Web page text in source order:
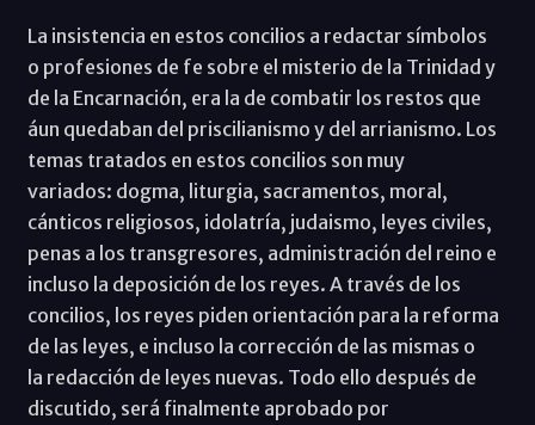
La insistencia en estos concilios a redactar símbolos
o profesiones de fe sobre el misterio de la Trinidad y
de la Encarnación, era la de combatir los restos que
áun quedaban del priscilianismo y del arrianismo. Los
temas tratados en estos concilios son muy
variados: dogma, liturgia, sacramentos, moral,
cánticos religiosos, idolatría, judaismo, leyes civiles,
penas a los transgresores, administración del reino e
incluso la deposición de los reyes. A través de los
concilios, los reyes piden orientación para la reforma
de las leyes, e incluso la corrección de las mismas o
la redacción de leyes nuevas. Todo ello después de
discutido, será finalmente aprobado por